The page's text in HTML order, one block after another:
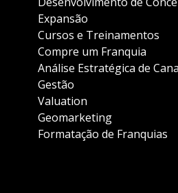
Expansão
Cursos e Treinamentos
Compre um Franquia
Análise Estratégica de
Gestão
Valuation
Geomarketing
Formatação de Franquias